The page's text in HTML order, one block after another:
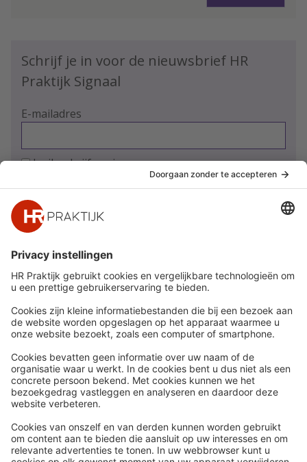
Schrijf je in voor de nieuwsbrief HR
Praktijk Signaal
E-mailadres
Ja, ik schrijf me in
Snel naar
Nieuws
Whitepapers
Webinars
Word lid
Contact
Meer
HR Academy
HR Podcast
CHRO
HR Day
Volg Ons